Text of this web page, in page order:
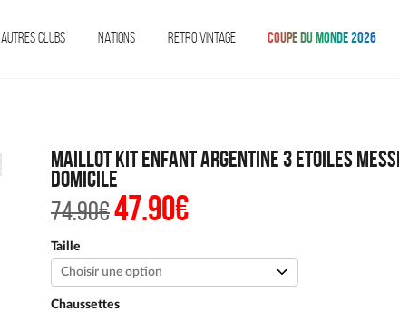
AUTRES CLUBS NATIONS RETRO VINTAGE COUPE DU MONDE 2026
MAILLOT KIT ENFANT ARGENTINE 3 ETOILES MESSI
DOMICILE
74.90€Le
prix
74.90€.
47.90€Le
prix
47.90€.
Taille
Chaussettes